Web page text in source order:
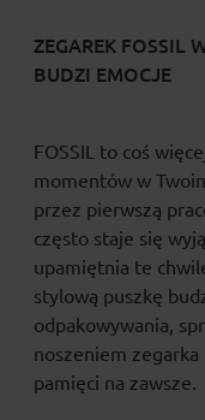
ZEGAREK FOSSIL
BUDZI EMOCJE
FOSSIL to coś
momentów w
przez pierwszą
często staje się
upamiętnia te
stylową puszkę
odpakowywania,
noszeniem
pamięci na zawsze.